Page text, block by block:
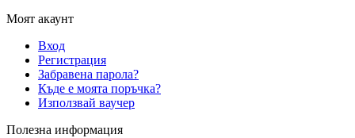
Моят акаунт
Вход
Регистрация
Забравена парола?
Къде е моята поръчка?
Използвай ваучер
Полезна информация